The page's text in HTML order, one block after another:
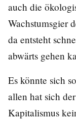
auch die
Wachstumsgier
da entsteht
abwärts gehen
Es könnte sich
allen hat sich
Kapitalismus